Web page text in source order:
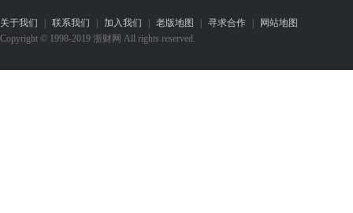
关于我们 | 联系我们 | 加入我们 | 老版地图 | 寻求合作 |
网站地图
Copyright © 1998-2019 浙财网 All rights reserved.